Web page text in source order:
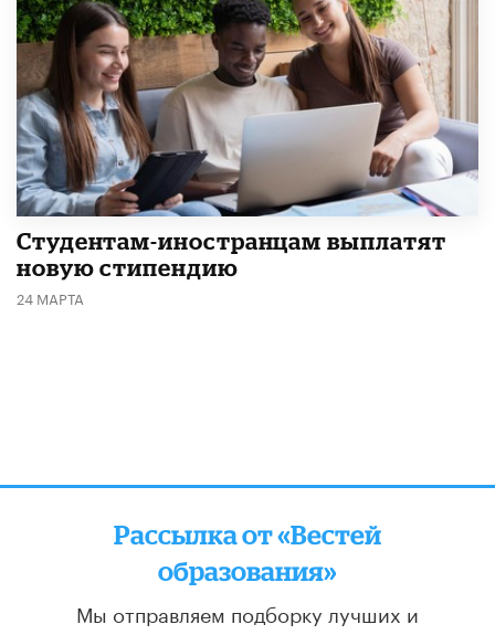
Студентам-иностранцам выплатят
новую стипендию
24 МАРТА
Рассылка от «Вестей
образования»
Мы отправляем подборку лучших и